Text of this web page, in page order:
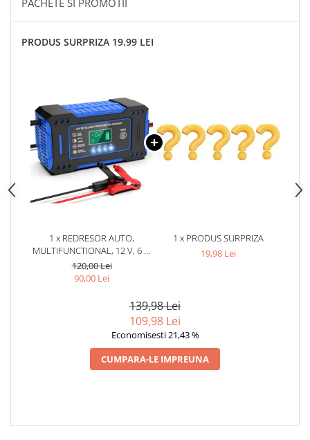
PACHETE SI PROMOTII
PRODUS SURPRIZA 19.99 LEI
1 x REDRESOR AUTO,
MULTIFUNCTIONAL, 12 V, 6 A,
AFISAJ LCD, NEGRU/ALBASTRU
120,00 Lei
90,00 Lei
1 x PRODUS SURPRIZA
19,98 Lei
139,98 Lei
109,98 Lei
Economisesti 21,43 %
CUMPARA-LE IMPREUNA